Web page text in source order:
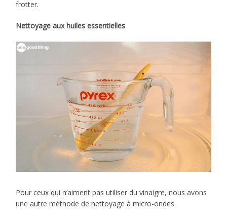
frotter.
Nettoyage aux huiles essentielles
Pour ceux qui n’aiment pas utiliser du vinaigre, nous avons
une autre méthode de nettoyage à micro-ondes.